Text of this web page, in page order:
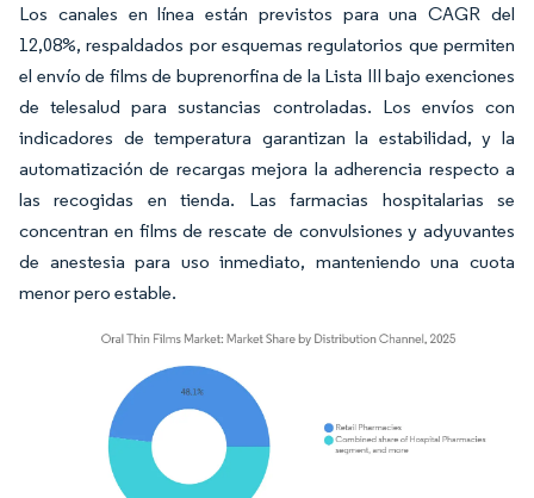
Los canales en línea están previstos para una CAGR del
12,08%, respaldados por esquemas regulatorios que permiten
el envío de films de buprenorfina de la Lista III bajo exenciones
de telesalud para sustancias controladas. Los envíos con
indicadores de temperatura garantizan la estabilidad, y la
automatización de recargas mejora la adherencia respecto a
las recogidas en tienda. Las farmacias hospitalarias se
concentran en films de rescate de convulsiones y adyuvantes
de anestesia para uso inmediato, manteniendo una cuota
menor pero estable.